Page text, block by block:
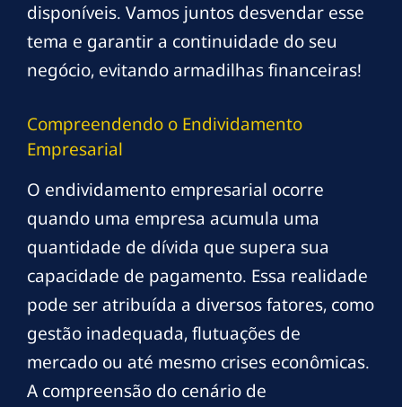
disponíveis. Vamos juntos desvendar esse
tema e garantir a continuidade do seu
negócio, evitando armadilhas financeiras!
Compreendendo o Endividamento
Empresarial
O endividamento empresarial ocorre
quando uma empresa acumula uma
quantidade de dívida que supera sua
capacidade de pagamento. Essa realidade
pode ser atribuída a diversos fatores, como
gestão inadequada, flutuações de
mercado ou até mesmo crises econômicas.
A compreensão do cenário de